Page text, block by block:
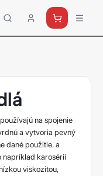
na spojenie
a vytvoria pevný
dané použitie. a
napríklad karosérií
viskozitou,